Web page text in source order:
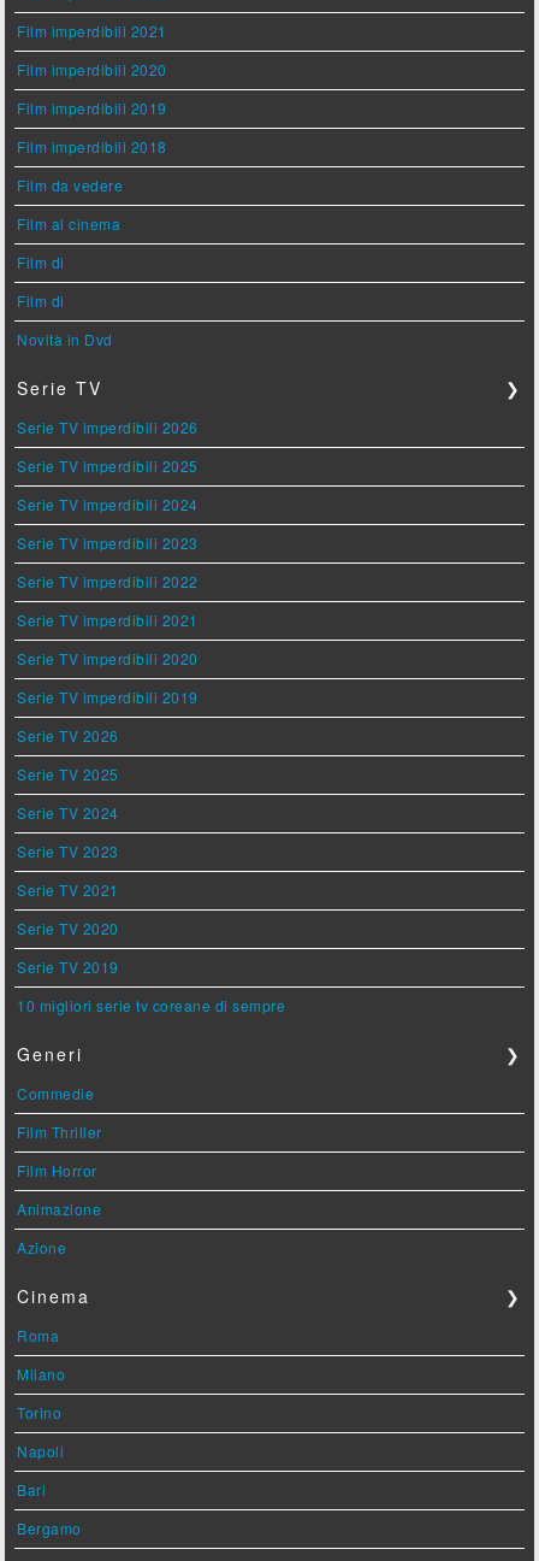
Film imperdibili 2021
Film imperdibili 2020
Film imperdibili 2019
Film imperdibili 2018
Film da vedere
Film al cinema
Film di
Film di
Novità in Dvd
Serie TV ❯
Serie TV imperdibili 2026
Serie TV imperdibili 2025
Serie TV imperdibili 2024
Serie TV imperdibili 2023
Serie TV imperdibili 2022
Serie TV imperdibili 2021
Serie TV imperdibili 2020
Serie TV imperdibili 2019
Serie TV 2026
Serie TV 2025
Serie TV 2024
Serie TV 2023
Serie TV 2021
Serie TV 2020
Serie TV 2019
10 migliori serie tv coreane di sempre
Generi ❯
Commedie
Film Thriller
Film Horror
Animazione
Azione
Cinema ❯
Roma
Milano
Torino
Napoli
Bari
Bergamo